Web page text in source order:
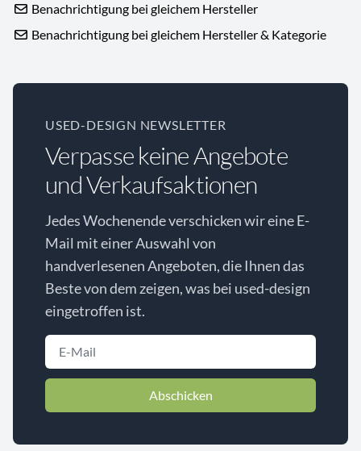
Benachrichtigung bei gleichem Hersteller
Benachrichtigung bei gleichem Hersteller & Kategorie
USED-DESIGN NEWSLETTER
Verpasse keine Angebote
und Verkaufsaktionen
Jedes Wochenende verschicken wir eine E-
Mail mit einer Auswahl von
handverlesenen Angeboten, die Ihnen das
Beste von dem zeigen, was bei used-design
eingetroffen ist.
Abschicken